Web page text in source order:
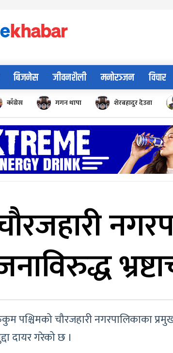
बिजनेस जीवनशैली मनोरञ्जन विचार
काँग्रेस गगन थापा शेरबहादुर देउवा
पश्चिमको चौरजहारी नगरपालिकाका
दायर गरेको छ ।